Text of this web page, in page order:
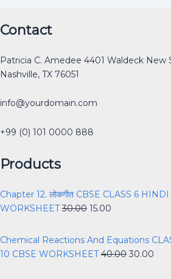
Contact
Patricia C. Amedee 4401 Waldeck New
Nashville, TX 76051
info@yourdomain.com
+99 (0) 101 0000 888
Products
Chapter 12. लोकगीत CBSE CLASS 6 HINDI
WORKSHEET 30.00
was:
15.00
is:
Chemical Reactions And Equations
10 CBSE WORKSHEET 40.00
was:
30.00
was: is:
was: is:
was:
is: